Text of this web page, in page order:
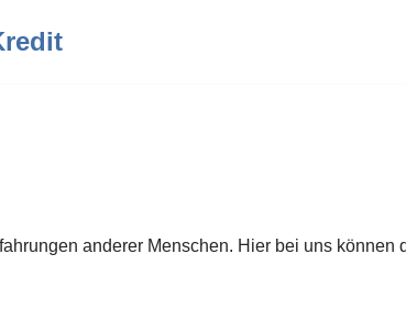
anderer Menschen. Hier bei uns können